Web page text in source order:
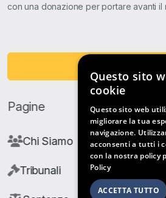
con una donazione per portare avanti il
Pagine
Chi Siamo
Tribunali
Questo sito
cookie
Questo sito web
migliorare la tua
navigazione.
acconsenti a tutti i
con la nostra policy
Policy
ACCETTA TUTTO